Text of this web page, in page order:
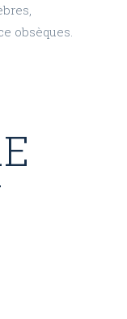
obsèques.